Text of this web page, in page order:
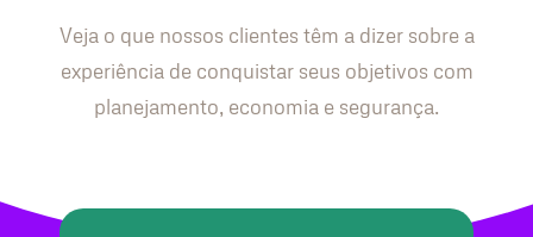
Veja o que nossos clientes têm a dizer sobre a
experiência de conquistar seus objetivos com
planejamento, economia e segurança.